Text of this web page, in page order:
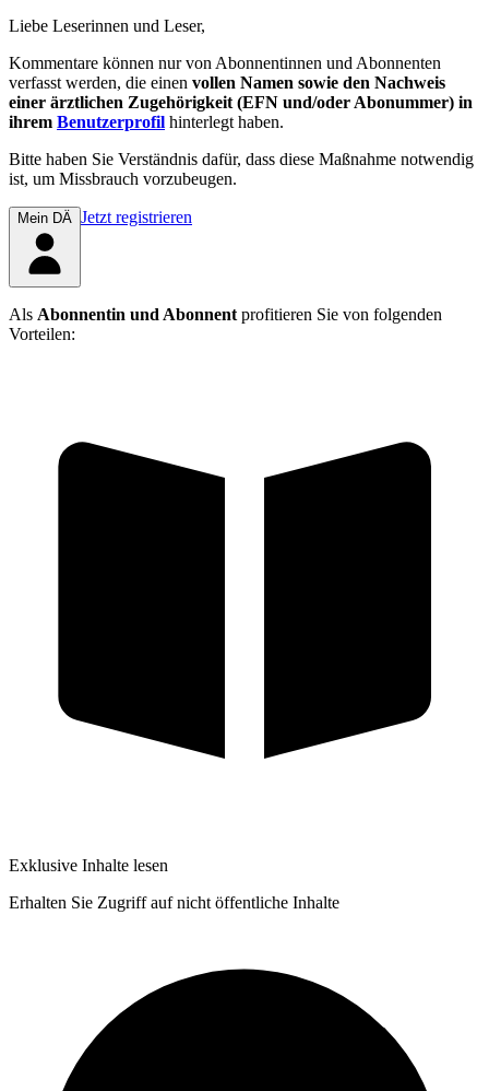
Liebe Leserinnen und Leser,
Kommentare können nur von Abonnentinnen und Abonnenten
verfasst werden, die einen vollen Namen sowie den Nachweis
einer ärztlichen Zugehörigkeit (EFN und/oder Abonummer) in
ihrem Benutzerprofil hinterlegt haben.
Bitte haben Sie Verständnis dafür, dass diese Maßnahme notwendig
ist, um Missbrauch vorzubeugen.
Mein DÄ Jetzt registrieren
Als Abonnentin und Abonnentprofitieren Sie von folgenden
Vorteilen:
Exklusive Inhalte lesen
Erhalten Sie Zugriff auf nicht öffentliche Inhalte